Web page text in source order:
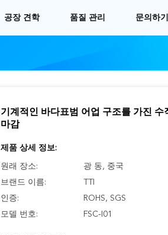
공장 견학 품질 관리 문의하기
기계적인 바다표범 어업 구조를 가진 수
마감
제품 상세 정보:
원래 장소:
광 동, 중국
브랜드 이름:
인증:
ROHS, SGS
모델 번호:
FSC-I01